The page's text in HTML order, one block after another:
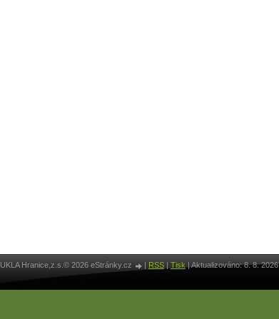
Hranice,z.s.© 2026 eStránky.cz RSS Tisk Aktualizováno: 8. 8. 2026